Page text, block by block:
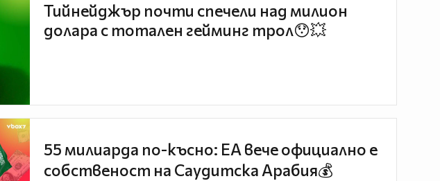
Тийнейджър почти спечели над милион
долара с тотален гейминг трол😯💥
55 милиарда по-късно: EA вече официално е
собственост на Саудитска Арабия💰